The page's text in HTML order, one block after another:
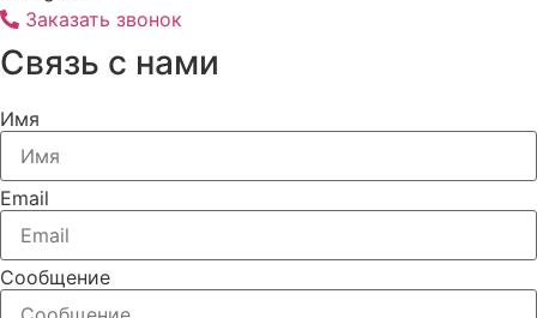
Заказать звонок
Связь с нами
Имя
Email
Сообщение